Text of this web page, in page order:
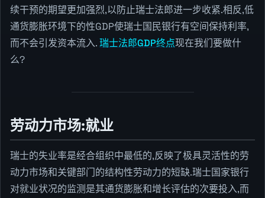
续干预的期望更加强烈,以防止瑞士法郎进一步收紧.相反,低
通货膨胀环境下的性GDP使瑞士国民银行有空间保持利率,
而不会引发资本流入.瑞士法郎GDP终点现在我们要做什
么?
劳动力市场:就业
瑞士的失业率是经合组织中最低的,反映了极具灵活性的劳
动力市场和关键部门的结构性劳动力的短缺.瑞士国家银行
对就业状况的监测是其通货膨胀和增长评估的次要投入,而